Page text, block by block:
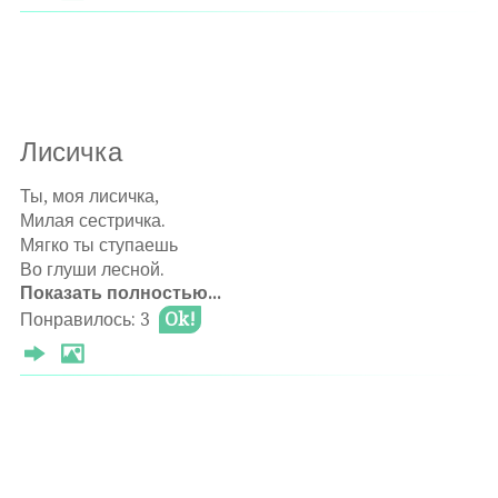
Лисичка
Ты, моя лисичка,
Милая сестричка.
Мягко ты ступаешь
Во глуши лесной.
Дружишь ты с совою,
Мудрой и большою.
И барсук мохнатый
Показать полностью...
Понравилось: 3
Ok!